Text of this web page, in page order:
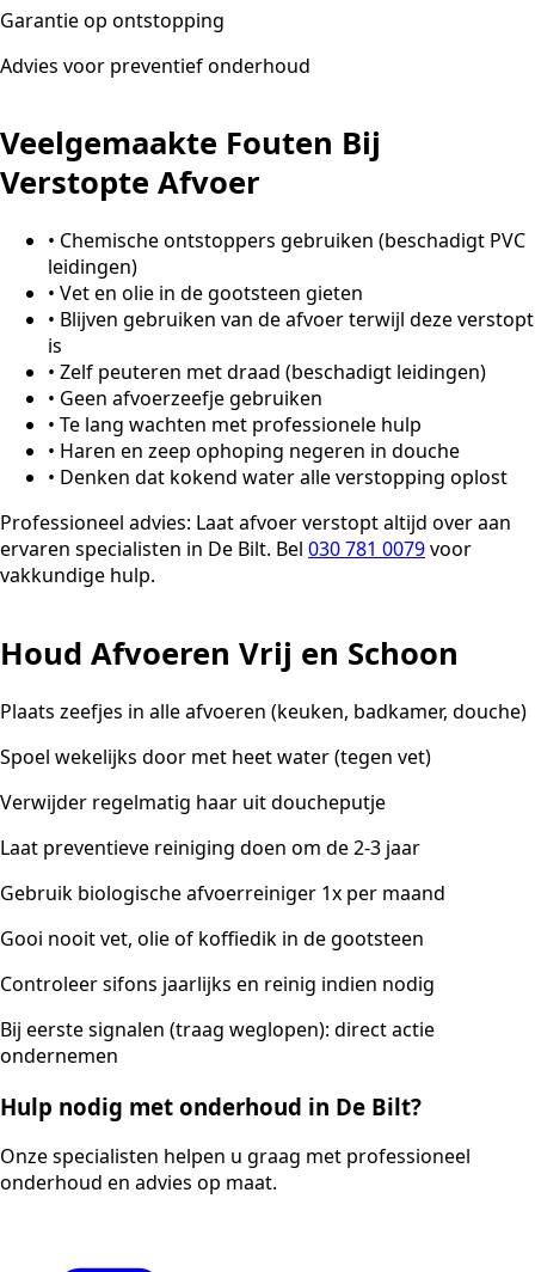
Garantie op ontstopping
Advies voor preventief onderhoud
Veelgemaakte Fouten Bij
Verstopte Afvoer
• Chemische ontstoppers gebruiken (beschadigt PVC
leidingen)
• Vet en olie in de gootsteen gieten
• Blijven gebruiken van de afvoer terwijl deze verstopt
is
• Zelf peuteren met draad (beschadigt leidingen)
• Geen afvoerzeefje gebruiken
• Te lang wachten met professionele hulp
• Haren en zeep ophoping negeren in douche
• Denken dat kokend water alle verstopping oplost
Professioneel advies: Laat afvoer verstopt altijd over aan
ervaren specialisten in De Bilt. Bel 030 781 0079voor
vakkundige hulp.
Houd Afvoeren Vrij en Schoon
Plaats zeefjes in alle afvoeren (keuken, badkamer, douche)
Spoel wekelijks door met heet water (tegen vet)
Verwijder regelmatig haar uit doucheputje
Laat preventieve reiniging doen om de 2-3 jaar
Gebruik biologische afvoerreiniger 1x per maand
Gooi nooit vet, olie of koffiedik in de gootsteen
Controleer sifons jaarlijks en reinig indien nodig
Bij eerste signalen (traag weglopen): direct actie
ondernemen
Hulp nodig met onderhoud in De Bilt?
Onze specialisten helpen u graag met professioneel
onderhoud en advies op maat.